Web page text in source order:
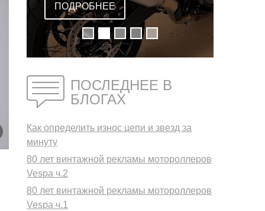
ПОДРОБНЕЕ
ПОСЛЕДНЕЕ В
БЛОГАХ
Как определить износ цепи и звезд за
минуту
80 лет винтажной рекламы мотороллеров
Vespa ч.2
80 лет винтажной рекламы мотороллеров
Vespa ч.1